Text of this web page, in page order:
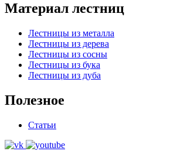
Материал лестниц
Лестницы из металла
Лестницы из дерева
Лестницы из сосны
Лестницы из бука
Лестницы из дуба
Полезное
Статьи